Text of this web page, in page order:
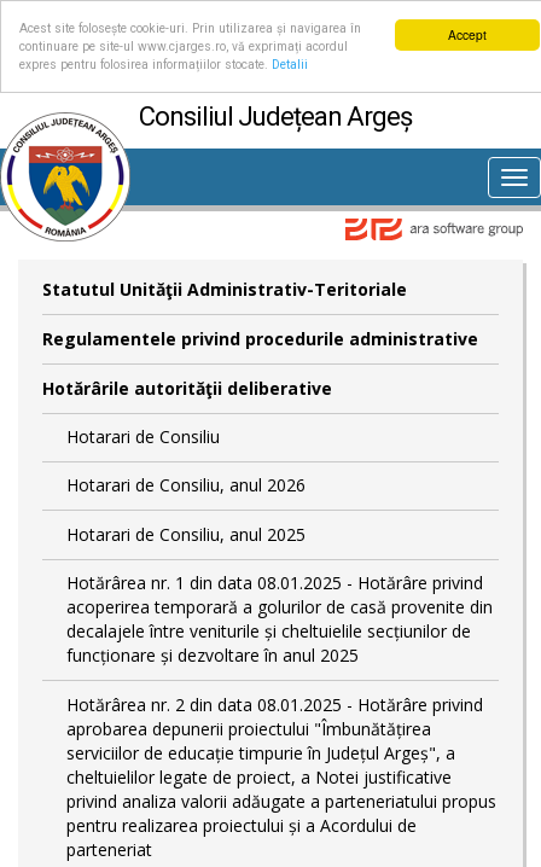
Accept
Acest site folosește cookie-uri. Prin utilizarea și navigarea în
continuare pe site-ul www.cjarges.ro, vă exprimați acordul
expres pentru folosirea informațiilor stocate.
Detalii
Consiliul Județean Argeș
Statutul Unităţii Administrativ-Teritoriale
Regulamentele privind procedurile administrative
Hotărârile autorităţii deliberative
Hotarari de Consiliu
Hotarari de Consiliu, anul 2026
Hotarari de Consiliu, anul 2025
Hotărârea nr. 1 din data 08.01.2025 - Hotărâre privind
acoperirea temporară a golurilor de casă provenite din
decalajele între veniturile și cheltuielile secțiunilor de
funcționare și dezvoltare în anul 2025
Hotărârea nr. 2 din data 08.01.2025 - Hotărâre privind
aprobarea depunerii proiectului "Îmbunătățirea
serviciilor de educație timpurie în Județul Argeș", a
cheltuielilor legate de proiect, a Notei justificative
privind analiza valorii adăugate a parteneriatului propus
pentru realizarea proiectului și a Acordului de
parteneriat